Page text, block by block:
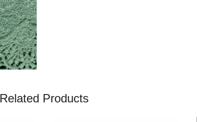
Related Products